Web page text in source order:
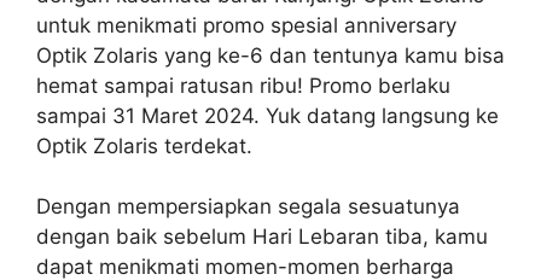
untuk menikmati promo spesial anniversary
Optik Zolaris yang ke-6 dan tentunya kamu bisa
hemat sampai ratusan ribu! Promo berlaku
sampai 31 Maret 2024. Yuk datang langsung ke
Optik Zolaris terdekat.
Dengan mempersiapkan segala sesuatunya
dengan baik sebelum Hari Lebaran tiba, kamu
dapat menikmati momen-momen berharga